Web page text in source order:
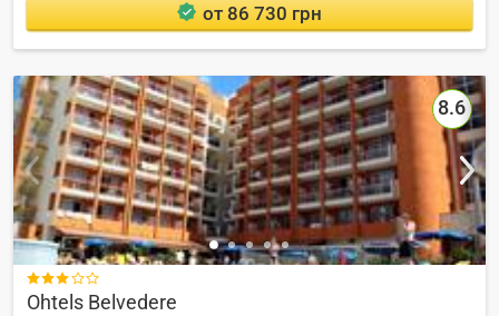
от 86 730 грн
8.6

Ohtels Belvedere